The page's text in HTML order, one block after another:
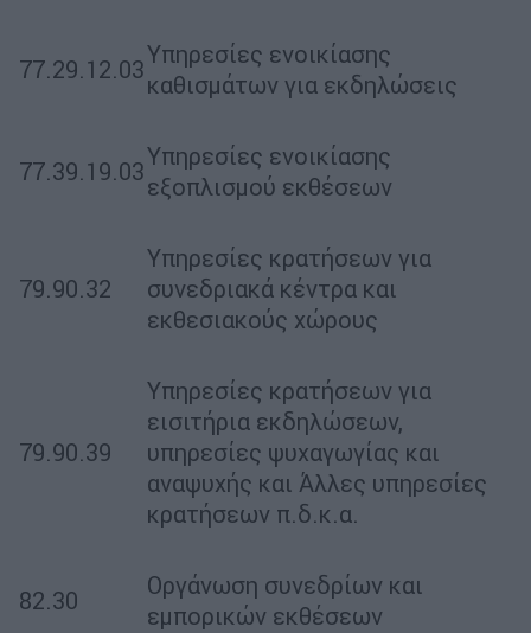
77.29.12.03
Υπηρεσίες ενοικίασης
καθισμάτων για εκδηλώσεις
77.39.19.03
Υπηρεσίες ενοικίασης
εξοπλισμού εκθέσεων
79.90.32
Υπηρεσίες κρατήσεων για
συνεδριακά κέντρα και
εκθεσιακούς χώρους
79.90.39
Υπηρεσίες κρατήσεων για
εισιτήρια εκδηλώσεων,
υπηρεσίες ψυχαγωγίας και
αναψυχής και Άλλες υπηρεσίες
κρατήσεων π.δ.κ.α.
82.30
Οργάνωση συνεδρίων και
εμπορικών εκθέσεων